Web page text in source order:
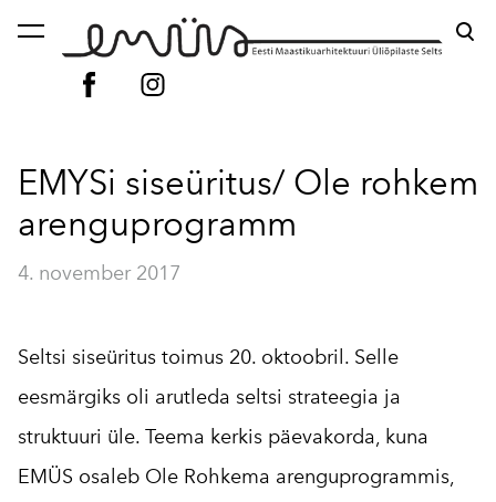
lisati ostukorvi. Vaata ostukorvi
EMYSi siseüritus/ Ole rohkem
arenguprogramm
4. november 2017
Seltsi siseüritus toimus 20. oktoobril. Selle
eesmärgiks oli arutleda seltsi strateegia ja
struktuuri üle. Teema kerkis päevakorda, kuna
EMÜS osaleb Ole Rohkema arenguprogrammis,